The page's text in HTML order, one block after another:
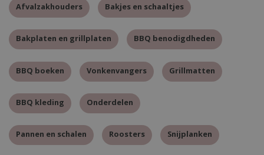
Afvalzakhouders Bakjes en schaaltjes
Bakplaten en grillplaten BBQ benodigdheden
BBQ boeken Vonkenvangers Grillmatten
BBQ kleding Onderdelen
Pannen en schalen Roosters Snijplanken